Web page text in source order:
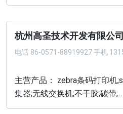
杭州高圣技术开发有限公司
电话 86-0571-88919927 手机
主营产品： zebra条码打印机
集器;无线交换机;不干胶;碳带;...